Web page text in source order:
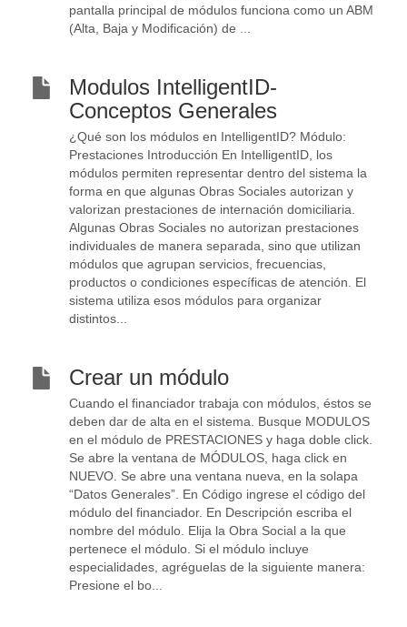
pantalla principal de módulos funciona como un ABM
(Alta, Baja y Modificación) de ...
Modulos IntelligentID-
Conceptos Generales
¿Qué son los módulos en IntelligentID? Módulo:
Prestaciones Introducción En IntelligentID, los
módulos permiten representar dentro del sistema la
forma en que algunas Obras Sociales autorizan y
valorizan prestaciones de internación domiciliaria.
Algunas Obras Sociales no autorizan prestaciones
individuales de manera separada, sino que utilizan
módulos que agrupan servicios, frecuencias,
productos o condiciones específicas de atención. El
sistema utiliza esos módulos para organizar
distintos...
Crear un módulo
Cuando el financiador trabaja con módulos, éstos se
deben dar de alta en el sistema. Busque MODULOS
en el módulo de PRESTACIONES y haga doble click.
Se abre la ventana de MÓDULOS, haga click en
NUEVO. Se abre una ventana nueva, en la solapa
“Datos Generales”. En Código ingrese el código del
módulo del financiador. En Descripción escriba el
nombre del módulo. Elija la Obra Social a la que
pertenece el módulo. Si el módulo incluye
especialidades, agréguelas de la siguiente manera:
Presione el bo...